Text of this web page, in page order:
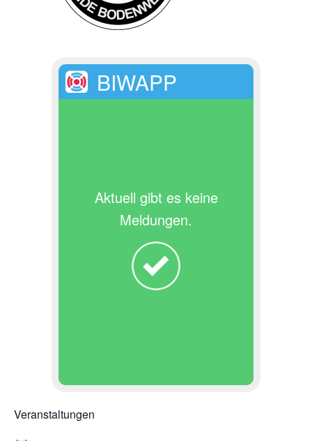
BIWAPP
Aktuell gibt es keine
Meldungen.
Veranstaltungen